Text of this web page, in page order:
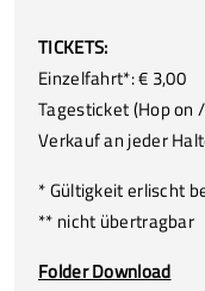
TICKETS:
Einzelfahrt*: € 3,00
Tagesticket (Hop on
Verkauf an jeder
* Gültigkeit erlischt
** nicht übertragbar
Folder Download